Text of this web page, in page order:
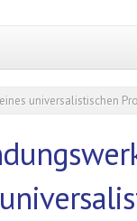
universalistischen